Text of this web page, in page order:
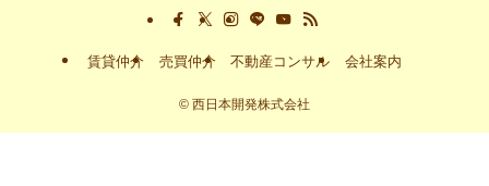
賃貸仲介 売買仲介 不動産コンサル 会社案内
© 西日本開発株式会社